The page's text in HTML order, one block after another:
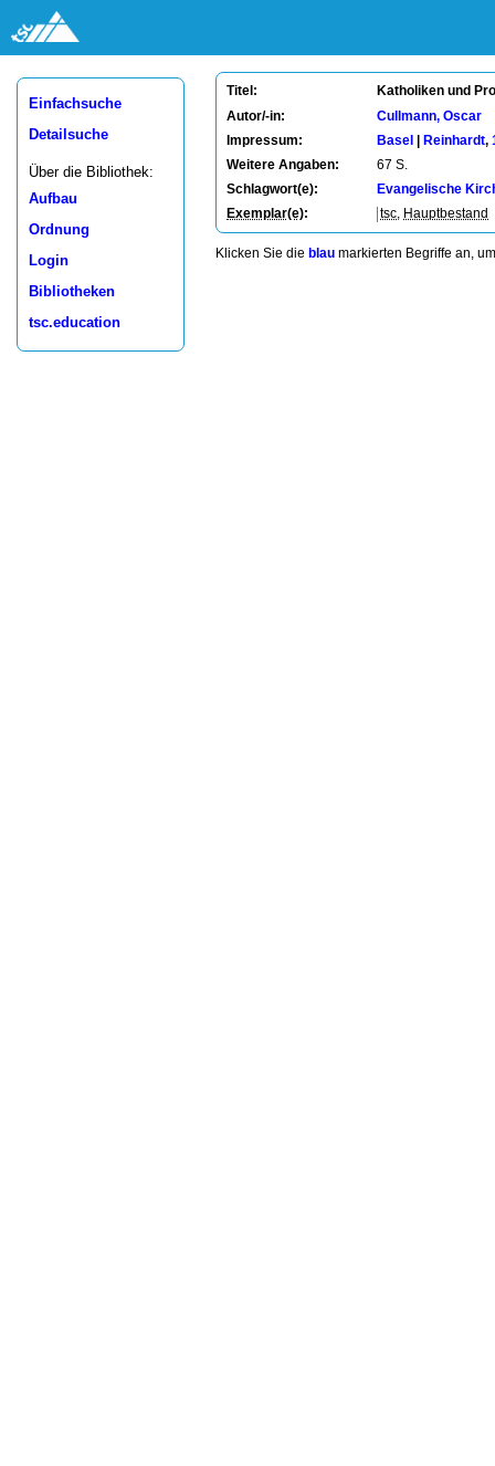
Einfachsuche
Detailsuche
Über die Bibliothek:
Aufbau
Ordnung
Login
Bibliotheken
tsc.education
Titel: Katholiken und
Autor/-in:
Cullmann, Oscar
Impressum:
Basel Reinhardt,
Weitere Angaben:
67 S.
Schlagwort(e):
Evangelische
Exemplar(e): tsc Hauptbestand
Klicken Sie die blau markierten Begriffe an,